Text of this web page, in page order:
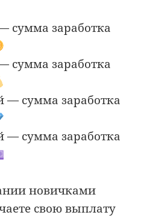
сумма заработка
сумма заработка
— сумма заработка
— сумма заработка
новичками
свою выплату